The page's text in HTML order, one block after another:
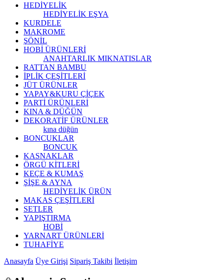
HEDİYELİK
HEDİYELİK EŞYA
KURDELE
MAKROME
ŞÖNİL
HOBİ ÜRÜNLERİ
ANAHTARLIK MIKNATISLAR
RATTAN BAMBU
İPLİK ÇEŞİTLERİ
JÜT ÜRÜNLER
YAPAY&KURU ÇİÇEK
PARTİ ÜRÜNLERİ
KINA & DÜĞÜN
DEKORATİF ÜRÜNLER
kına düğün
BONCUKLAR
BONCUK
KASNAKLAR
ÖRGÜ KİTLERİ
KEÇE & KUMAŞ
ŞİŞE & AYNA
HEDİYELİK ÜRÜN
MAKAS ÇEŞİTLERİ
SETLER
YAPIŞTIRMA
HOBİ
YARNART ÜRÜNLERİ
TUHAFİYE
Anasayfa Üye Girişi Sipariş Takibi İletişim